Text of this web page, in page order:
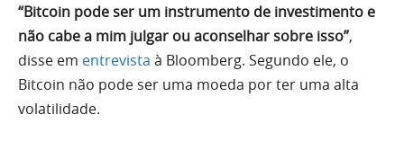
“Bitcoin pode ser um instrumento de investimento e
não cabe a mim julgar ou aconselhar sobre isso”,
disse em entrevista à Bloomberg. Segundo ele, o
Bitcoin não pode ser uma moeda por ter uma alta
volatilidade.